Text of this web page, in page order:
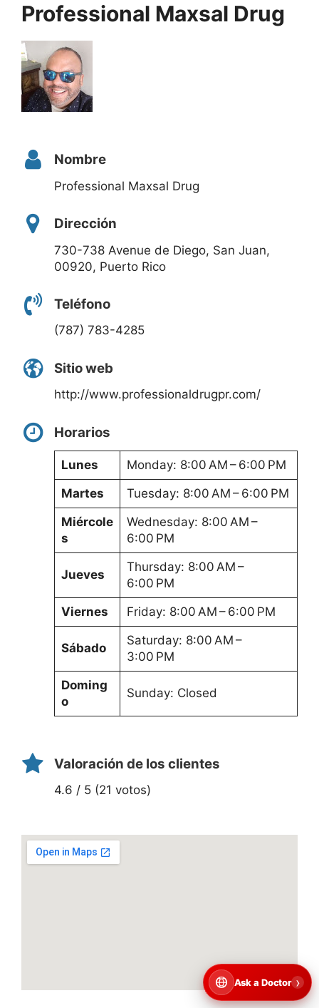
Professional Maxsal Drug
Nombre
Professional Maxsal Drug
Dirección
730-738 Avenue de Diego, San Juan,
00920, Puerto Rico
Teléfono
(787) 783-4285
Sitio web
http://www.professionaldrugpr.com/
Horarios
Lunes
Monday: 8:00 AM – 6:00 PM
Martes
Tuesday: 8:00 AM – 6:00 PM
Miércole
s
Wednesday: 8:00 AM –
6:00 PM
Jueves
Thursday: 8:00 AM –
6:00 PM
Viernes
Friday: 8:00 AM – 6:00 PM
Sábado
Saturday: 8:00 AM –
3:00 PM
Doming
o
Sunday: Closed
Valoración de los clientes
4.6 / 5 (21 votos)
Ask a Doctor ›